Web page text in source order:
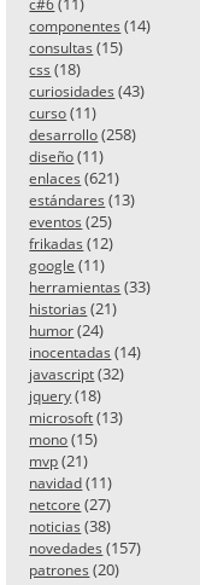
c#6
componentes (14)
consultas (15)
css (18)
curiosidades (43)
curso (11)
desarrollo (258)
diseño (11)
enlaces (621)
estándares (13)
eventos (25)
frikadas (12)
google (11)
herramientas (33)
historias (21)
humor (24)
inocentadas (14)
javascript (32)
jquery (18)
microsoft (13)
mono (15)
mvp (21)
navidad (11)
netcore (27)
noticias (38)
novedades (157)
patrones (20)